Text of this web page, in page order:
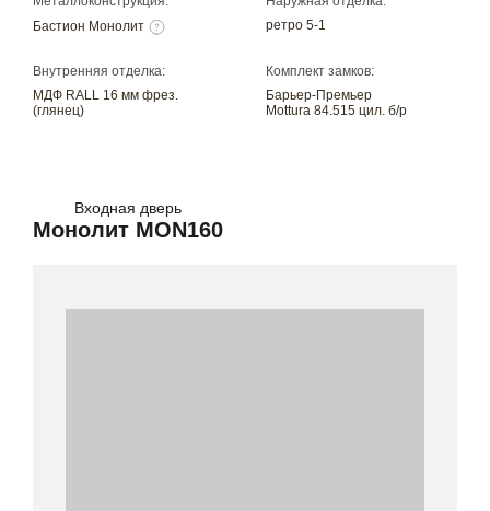
Бастион Монолит
ретро 5-1
Внутренняя отделка:
МДФ RALL 16 мм фрез.
(глянец)
Комплект замков:
Барьер-Премьер
Mottura 84.515 цил. б/р
Входная дверь
Монолит MON160